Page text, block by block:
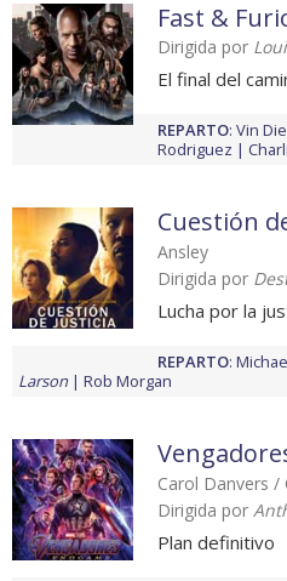
Fast &
Dirigida por
El final del
REPARTO: Vin
Rodriguez
Cuestión
Ansley
Dirigida por
Lucha por la
REPARTO:
Larson
Rob Morgan
Carol Danvers /
Dirigida por
Plan definitivo